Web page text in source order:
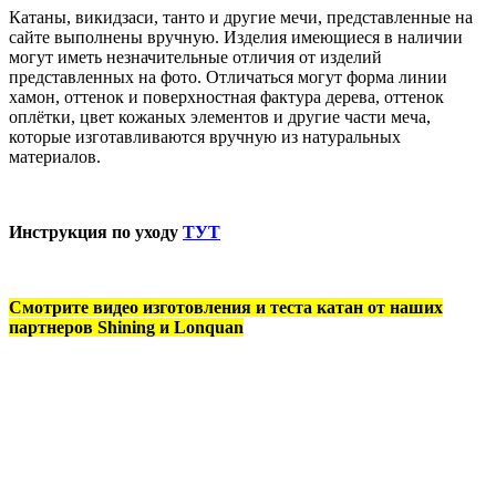
Катаны, викидзаси, танто и другие мечи, представленные на
сайте выполнены вручную. Изделия имеющиеся в наличии
могут иметь незначительные отличия от изделий
представленных на фото. Отличаться могут форма линии
хамон, оттенок и поверхностная фактура дерева, оттенок
оплётки, цвет кожаных элементов и другие части меча,
которые изготавливаются вручную из натуральных
материалов.
Инструкция по уходу ТУТ
Смотрите видео изготовления и теста катан от наших
партнеров Shining и Lonquan